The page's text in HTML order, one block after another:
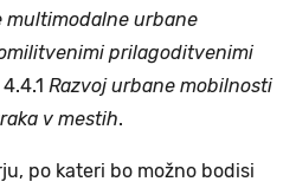
urbane
prilagoditvenimi
Razvoj urbane mobilnosti
v mestih.
po kateri bo možno bodisi